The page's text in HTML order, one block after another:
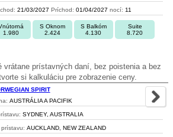
21/03/2027 Príchod: 01/04/2027 nocí: 11
1.980
S Oknom
2.424
S Balkóm
4.130
Suite
8.720
vrátane prístavných daní, bez poistenia a bez
si kalkuláciu pre zobrazenie ceny.
SPIRIT
AUSTRÁLIA A PACIFIK
SYDNEY, AUSTRALIA
prístavu: AUCKLAND, NEW ZEALAND